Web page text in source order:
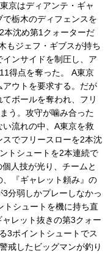
京はディアンテ・ギャ
栃木のディフェンスを
本沈め第1クォーターだ
もジェフ・ギブスが持ち
ンサイドを制圧し、ア
得点を奪った。 A東京
ウトを要求する。だが
ボールを奪われ、フリ
う。攻守が噛み合った
流れの中、A東京を救
でフリースローを2本沈
トシュートを2本連続で
人技が光り、チームと
、『ギャレット頼み』の
分弱しかプレーしなかっ
トシュートを機に持ち直
レット抜きの第3クォー
3ポイントシュートでス
戒したビッグマンが釣り